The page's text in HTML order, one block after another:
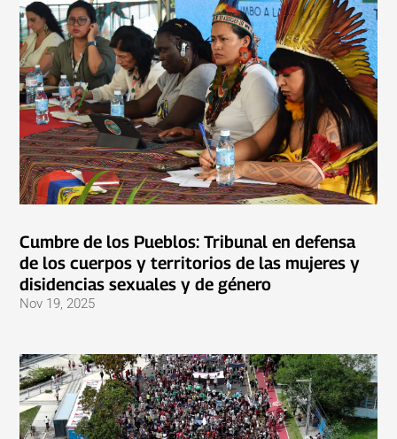
Cumbre de los Pueblos: Tribunal en defensa
de los cuerpos y territorios de las mujeres y
disidencias sexuales y de género
Nov 19, 2025